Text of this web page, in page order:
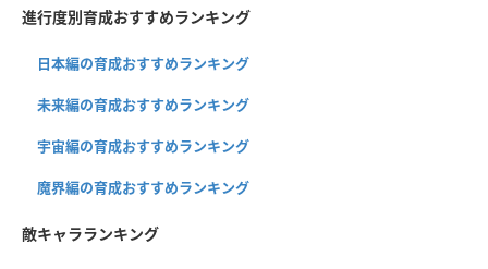
進行度別育成おすすめランキング
日本編の育成おすすめランキング
未来編の育成おすすめランキング
宇宙編の育成おすすめランキング
魔界編の育成おすすめランキング
敵キャラランキング